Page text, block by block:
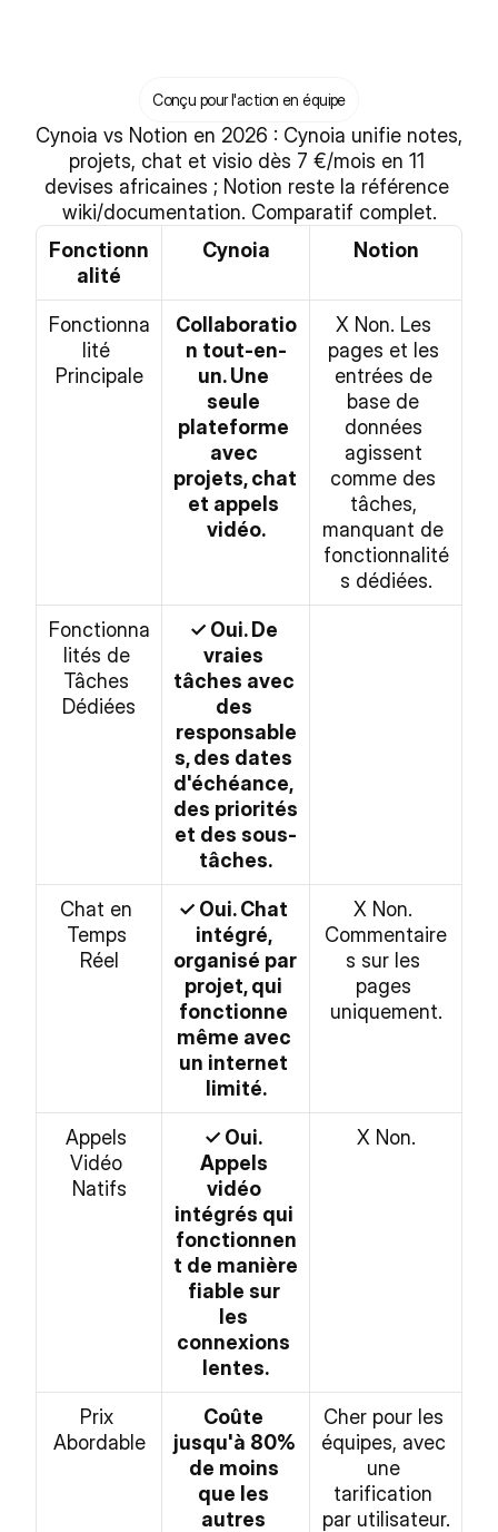
Conçu pour l'action en équipe
Cynoia vs Notion en 2026 : Cynoia unifie notes,
projets, chat et visio dès 7 €/mois en 11
devises africaines ; Notion reste la référence
wiki/documentation. Comparatif complet.
Fonctionn
alité
Cynoia Notion
Fonctionna
lité
Principale
Collaboratio
n tout-en-
un. Une
seule
plateforme
avec
projets, chat
et appels
vidéo.
X Non. Les
pages et les
entrées de
base de
données
agissent
comme des
tâches,
manquant de
fonctionnalité
s dédiées.
Fonctionna
lités de
Tâches
Dédiées
✓ Oui. De
vraies
tâches avec
des
responsable
s, des dates
d'échéance,
des priorités
et des sous-
tâches.
Chat en
Temps
Réel
✓ Oui. Chat
intégré,
organisé par
projet, qui
fonctionne
même avec
un internet
limité.
X Non.
Commentaire
s sur les
pages
uniquement.
Appels
Vidéo
Natifs
✓ Oui.
Appels
vidéo
intégrés qui
fonctionnen
t de manière
fiable sur
les
connexions
lentes.
X Non.
Prix
Abordable
Coûte
jusqu'à 80%
de moins
que les
autres
Cher pour les
équipes, avec
une
tarification
par utilisateur.